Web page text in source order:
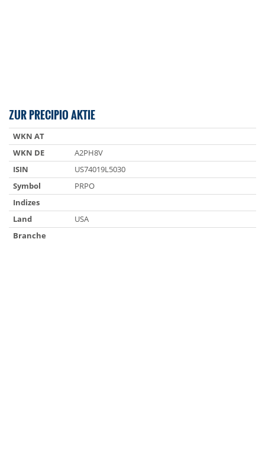
ZUR PRECIPIO AKTIE
WKN AT
WKN DE
A2PH8V
ISIN
US74019L5030
Symbol
PRPO
Indizes
Land
USA
Branche